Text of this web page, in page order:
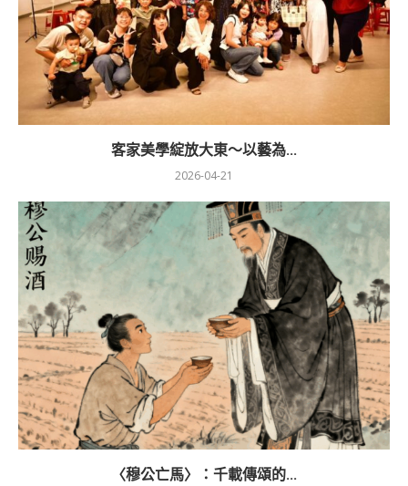
客家美學綻放大東～以藝為...
2026-04-21
〈穆公亡馬〉：千載傳頌的...